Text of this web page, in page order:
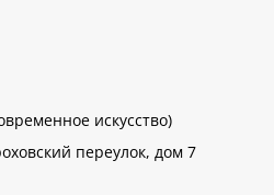
искусство)
переулок, дом 7